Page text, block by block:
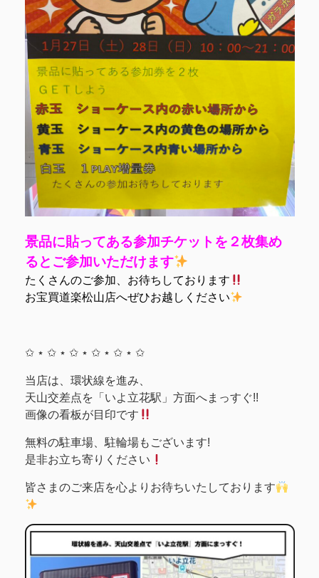
景品に貼ってある参加チケットを２枚集め
るとご参加いただけます
たくさんのご参加、お待ちしております
お宝買道楽松山店へぜひお越しください
✩ ⋆ ✩ ⋆ ✩ ⋆ ✩ ⋆ ✩ ⋆ ✩
当店は、環状線を進み、
天山交差点を「いよ立花駅」方面へまっすぐ!!
画像の看板が目印です
無料の駐車場、駐輪場もございます!
是非お立ち寄りください
皆さまのご来店を心よりお待ちいたしております